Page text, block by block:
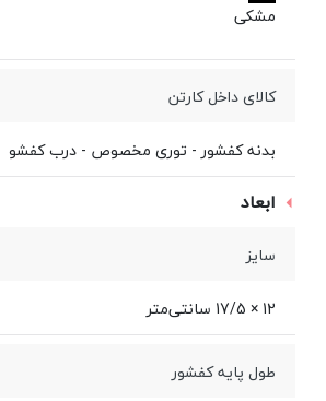
مشکی
کالای داخل کارتن
بدنه کفشور - توری مخصوص - درب کفشو
ابعاد
سایز
12 × 17/5 سانتی‌متر
طول پایه کفشور